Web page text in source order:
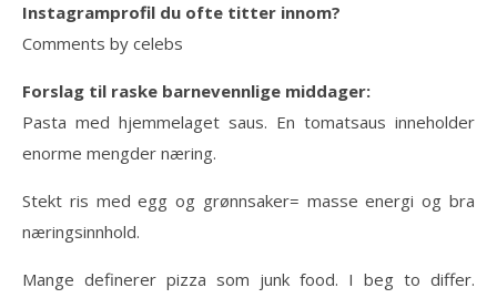
Instagramprofil du ofte titter innom?
Comments by celebs
Forslag til raske barnevennlige middager:
Pasta med hjemmelaget saus. En tomatsaus inneholder
enorme mengder næring.
Stekt ris med egg og grønnsaker= masse energi og bra
næringsinnhold.
Mange definerer pizza som junk food. I beg to differ.